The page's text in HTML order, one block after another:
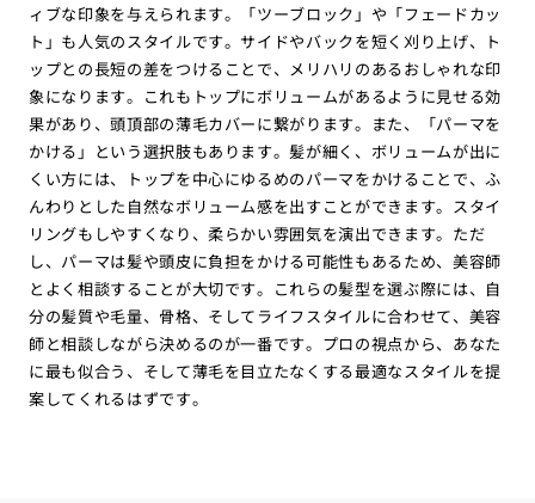
ィブな印象を与えられます。「ツーブロック」や「フェードカッ
ト」も人気のスタイルです。サイドやバックを短く刈り上げ、ト
ップとの長短の差をつけることで、メリハリのあるおしゃれな印
象になります。これもトップにボリュームがあるように見せる効
果があり、頭頂部の薄毛カバーに繋がります。また、「パーマを
かける」という選択肢もあります。髪が細く、ボリュームが出に
くい方には、トップを中心にゆるめのパーマをかけることで、ふ
んわりとした自然なボリューム感を出すことができます。スタイ
リングもしやすくなり、柔らかい雰囲気を演出できます。ただ
し、パーマは髪や頭皮に負担をかける可能性もあるため、美容師
とよく相談することが大切です。これらの髪型を選ぶ際には、自
分の髪質や毛量、骨格、そしてライフスタイルに合わせて、美容
師と相談しながら決めるのが一番です。プロの視点から、あなた
に最も似合う、そして薄毛を目立たなくする最適なスタイルを提
案してくれるはずです。